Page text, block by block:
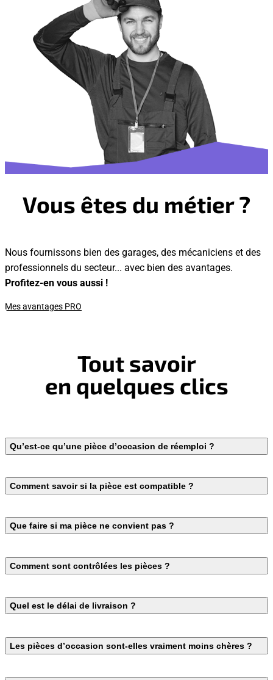
Vous êtes du métier ?
Nous fournissons bien des garages, des mécaniciens et des
professionnels du secteur... avec bien des avantages.
Profitez-en vous aussi !
Mes avantages PRO
Tout savoir
en quelques clics
Qu’est-ce qu’une pièce d’occasion de réemploi ?
Comment savoir si la pièce est compatible ?
Que faire si ma pièce ne convient pas ?
Comment sont contrôlées les pièces ?
Quel est le délai de livraison ?
Les pièces d’occasion sont-elles vraiment moins chères ?